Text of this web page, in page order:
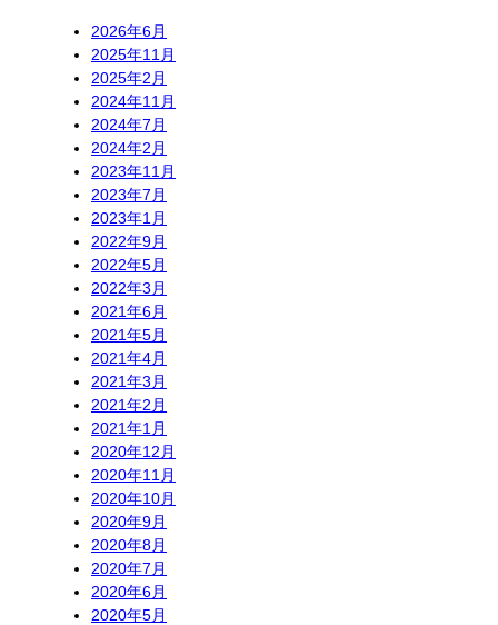
2026年6月
2025年11月
2025年2月
2024年11月
2024年7月
2024年2月
2023年11月
2023年7月
2023年1月
2022年9月
2022年5月
2022年3月
2021年6月
2021年5月
2021年4月
2021年3月
2021年2月
2021年1月
2020年12月
2020年11月
2020年10月
2020年9月
2020年8月
2020年7月
2020年6月
2020年5月